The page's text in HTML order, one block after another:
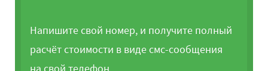
Напишите свой номер, и получите полный
расчёт стоимости в виде смс-сообщения